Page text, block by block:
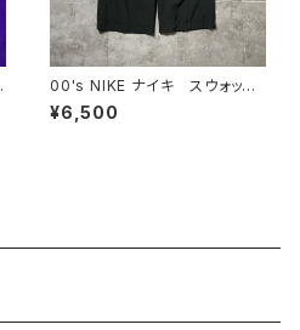
00's NIKE ナイキ スウォッシ
ュ 刺繍ロゴ クロップド丈
ブラック 黒 ナイロンショー
¥6,500